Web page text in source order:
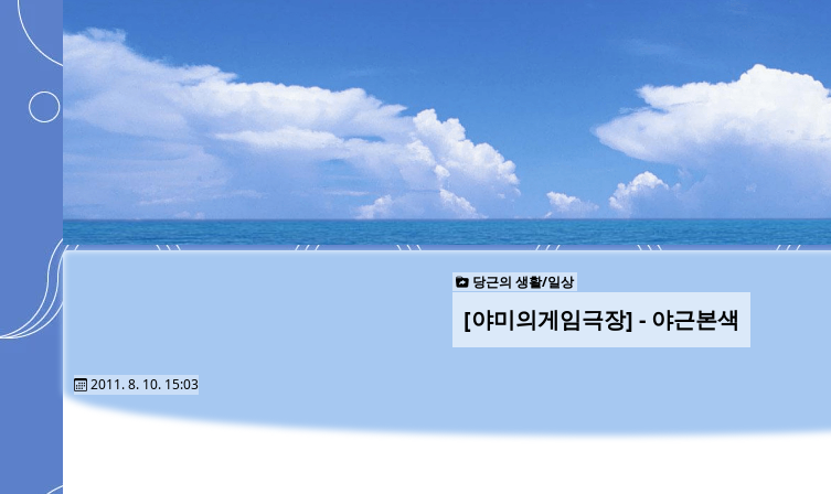
당근의 생활/일상
[야미의게임극장] - 야근본색
2011. 8. 10. 15:03